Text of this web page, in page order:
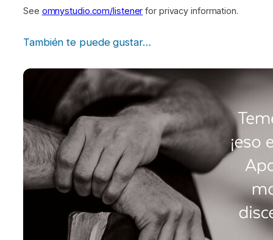
See omnystudio.com/listener for privacy information.
También te puede gustar…